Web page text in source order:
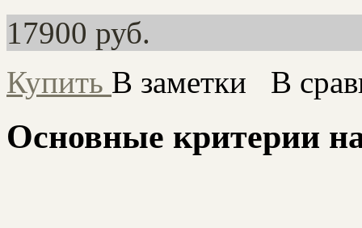
17900 руб.
Купить В заметки В
Основные критерии